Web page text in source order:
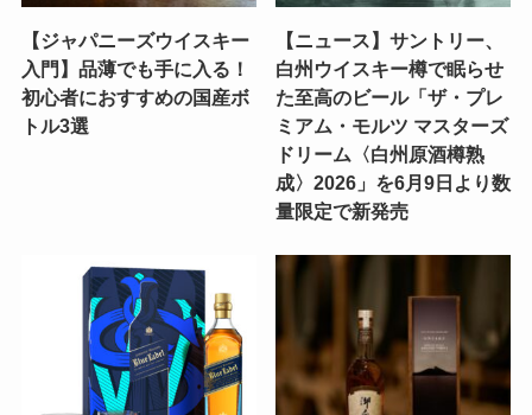
【ジャパニーズウイスキー
入門】品薄でも手に入る！
初心者におすすめの国産ボ
トル3選
【ニュース】サントリー、
白州ウイスキー樽で眠らせ
た至高のビール「ザ・プレ
ミアム・モルツ マスターズ
ドリーム〈白州原酒樽熟
成〉2026」を6月9日より数
量限定で新発売